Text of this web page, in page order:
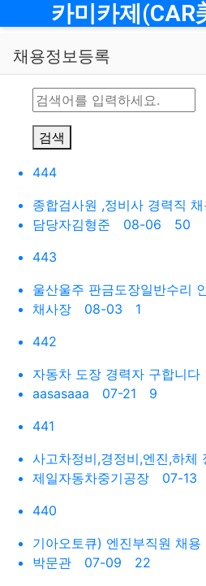
메뉴카미카제(CAR
채용정보등록
검색
444
종합검사원 ,정비사 경력직
담당자김형준 08-06 50
443
울산울주 판금도장일반수리
채사장 08-03 1
442
자동차 도장 경력자 구합니다
aasasaaa 07-21 9
441
사고차정비,경정비,엔진,하체
제일자동차중기공장 07-
440
기아오토큐) 엔진부직원 채용
박문관 07-09 22